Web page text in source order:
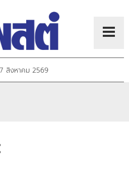
สิงหาคม 2569